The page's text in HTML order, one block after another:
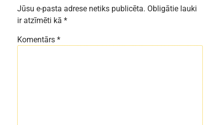
Jūsu e-pasta adrese netiks publicēta. Obligātie lauki
ir atzīmēti kā *
Komentārs *